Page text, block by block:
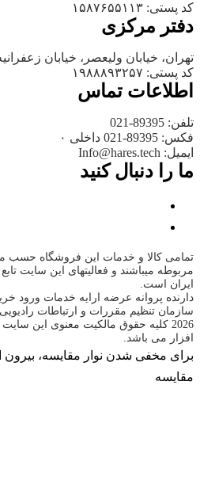
کد پستی: ۱۵۸۷۶۵۵۱۱۳
دفتر مرکزی
تهران، خیابان ولیعصر، خیابان
کد پستی: ۱۹۸۸۸۹۳۲۵۷
اطلاعات تماس
تلفن: 89395-021
فکس: 89395-021 داخلی ۰
ایمیل: Info@hares.tech
ما را دنبال کنید
تمامی کالا و خدمات این فروشگاه حسب
مربوطه میباشند و فعالیتهای این سایت
ایران است.
دارنده پروانه عرضه ارایه خدمات ورود
سازمان تنظیم مقررات و ارتباطات رادیویی
2026 کلیه حقوق مالکیت معنوی این
افزار می باشد.
برای مخفی شدن نوار مقایسه، بیرون
مقایسه